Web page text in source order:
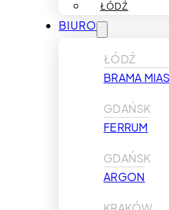
ŁÓDŹ
BIURO
ŁÓDŹ
BRAMA
GDAŃSK
FERRUM
GDAŃSK
ARGON